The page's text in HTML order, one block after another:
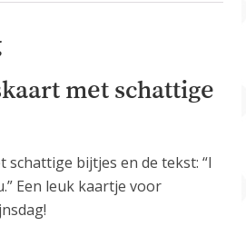
met schattige
schattige bijtjes en de tekst: “I
Een leuk kaartje voor